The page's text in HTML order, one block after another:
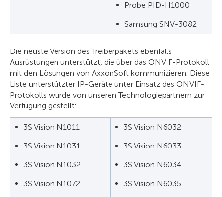
Probe PID-H1000
Samsung SNV-3082
Die neuste Version des Treiberpakets ebenfalls
Ausrüstungen unterstützt, die über das ONVIF-Protokoll
mit den Lösungen von AxxonSoft kommunizieren. Diese
Liste unterstützter IP-Geräte unter Einsatz des ONVIF-
Protokolls wurde von unseren Technologiepartnern zur
Verfügung gestellt:
3S Vision N1011
3S Vision N1031
3S Vision N1032
3S Vision N1072
3S Vision N6032
3S Vision N6033
3S Vision N6034
3S Vision N6035